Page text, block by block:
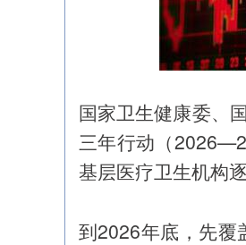
国家卫生健康委、
三年行动（
基层医疗卫生机构逐
到2026年底，先覆